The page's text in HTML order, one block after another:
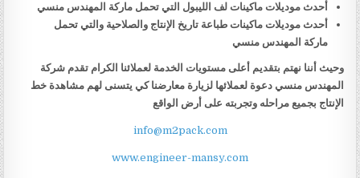
أحدث موديلات ماكينات لف الليبول التي تحمل ماركة المهندس منسي
أحدث موديلات ماكينات طباعة تاريخ الإنتاج والصلاحية والتي تحمل
ماركة المهندس منسي
وحيث أننا نهتم بتقديم أعلى مستويات الخدمة لعملائنا الكرام تقدم شركة
المهندس منسي دعوة لعملائها لزيارة معارضنا كي يتسنى لهم مشاهدة خط
الإنتاج بجميع مراحله وتجربته على أرض الواقع
info@m2pack.com
www.engineer-mansy.com